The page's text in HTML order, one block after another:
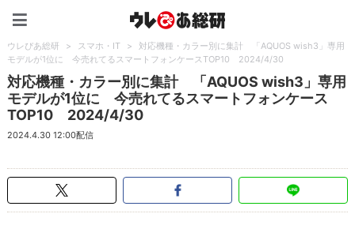
ウレぴあ総研 > スマホ・IT >
対応機種・カラー別に集計 「AQUOS wish3」専用
モデルが1位に 今売れてるスマートフォンケースTOP10 2024/4/30
対応機種・カラー別に集計 「AQUOS wish3」専用
モデルが1位に 今売れてるスマートフォンケース
TOP10 2024/4/30
2024.4.30 12:00配信